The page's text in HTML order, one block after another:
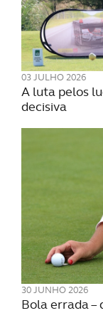
03 JULHO 2026
A luta pelos
decisiva
30 JUNHO 2026
Bola errada –